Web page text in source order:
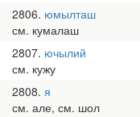
2806 юмылташ
см. кумалаш
2807 ючылий
см. кужу
2808 я
см. але, см. шол